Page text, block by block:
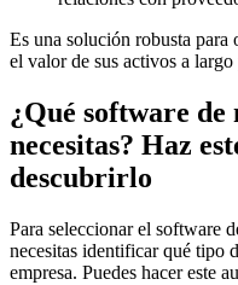
Es una solución robusta para
el valor de sus activos a largo
¿Qué software
necesitas? Haz
descubrirlo
Para seleccionar el software
necesitas identificar qué tipo
empresa. Puedes hacer este